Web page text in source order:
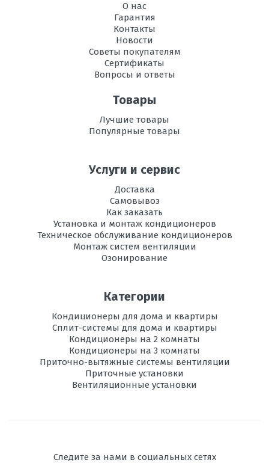
О нас
Гарантия
Контакты
Новости
Советы покупателям
Сертификаты
Вопросы и ответы
Товары
Лучшие товары
Популярные товары
Услуги и сервис
Доставка
Самовывоз
Как заказать
Установка и монтаж кондиционеров
Техническое обслуживание кондиционеров
Монтаж систем вентиляции
Озонирование
Категории
Кондиционеры для дома и квартиры
Сплит-системы для дома и квартиры
Кондиционеры на 2 комнаты
Кондиционеры на 3 комнаты
Приточно-вытяжные системы вентиляции
Приточные установки
Вентиляционные установки
Следите за нами в социальных сетях